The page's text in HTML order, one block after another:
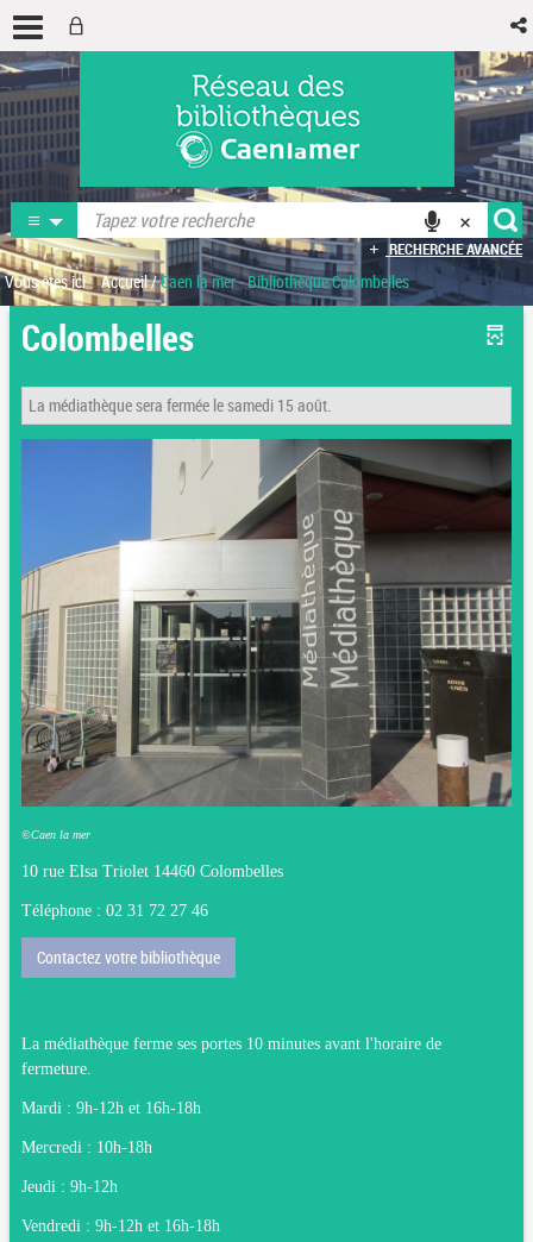
RECHERCHE AVANCÉE
Vous êtes ici : Accueil/Caen la mer - Bibliothèque Colombelles
Colombelles
La médiathèque sera fermée le samedi 15 août.
©Caen la mer
10 rue Elsa Triolet 14460 Colombelles
Téléphone : 02 31 72 27 46
Contactez votre bibliothèque
La médiathèque ferme ses portes 10 minutes avant l'horaire de
fermeture.
Mardi : 9h-12h et 16h-18h
Mercredi : 10h-18h
Jeudi : 9h-12h
Vendredi : 9h-12h et 16h-18h